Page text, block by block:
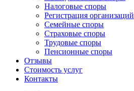
Налоговые споры
Регистрация организаций
Семейные споры
Страховые споры
Трудовые споры
Пенсионные споры
Отзывы
Стоимость услуг
Контакты